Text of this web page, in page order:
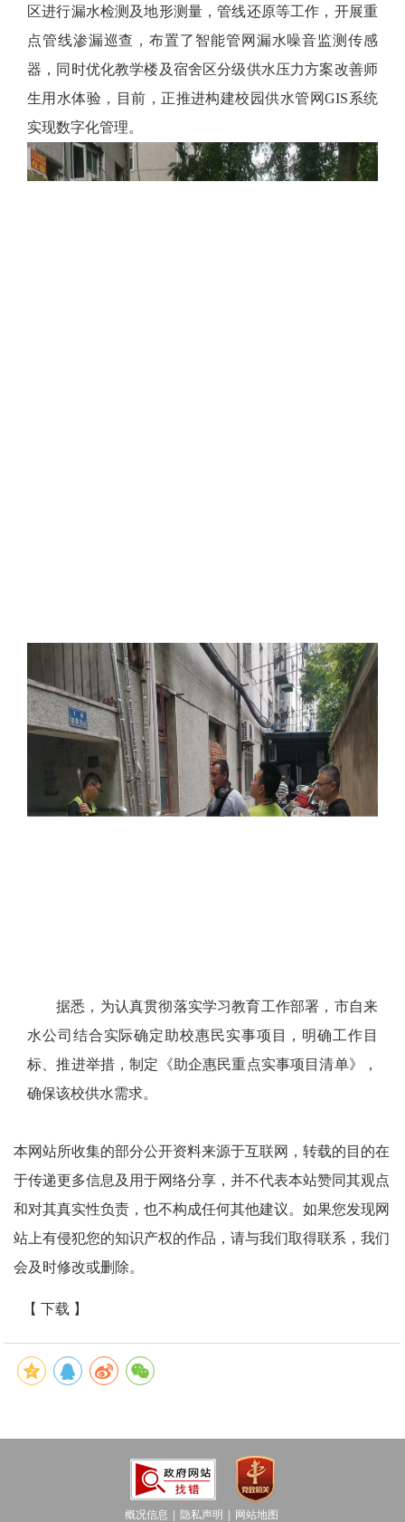
区进行漏水检测及地形测量，管线还原等工作，开展重
点管线渗漏巡查，布置了智能管网漏水噪音监测传感
器，同时优化教学楼及宿舍区分级供水压力方案改善师
生用水体验，目前，正推进构建校园供水管网GIS系统
实现数字化管理。
据悉，为认真贯彻落实学习教育工作部署，市自来
水公司结合实际确定助校惠民实事项目，明确工作目
标、推进举措，制定《助企惠民重点实事项目清单》，
确保该校供水需求。
本网站所收集的部分公开资料来源于互联网，转载的目的在
于传递更多信息及用于网络分享，并不代表本站赞同其观点
和对其真实性负责，也不构成任何其他建议。如果您发现网
站上有侵犯您的知识产权的作品，请与我们取得联系，我们
会及时修改或删除。
【 下载 】
概况信息 隐私声明 网站地图